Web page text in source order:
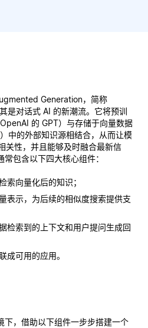
Generation，简称
是对话式 AI 的新潮流。它将预训
的 GPT）与存储于向量数据
）中的外部知识源相结合，从而让模
关性，并且能够及时融合最新信
包含以下四大核心组件：
索向量化后的知识；
表示，为后续的相似度搜索提供支
检索到的上下文和用户提问生成回
成可用的应用。
，借助以下组件一步步搭建一个